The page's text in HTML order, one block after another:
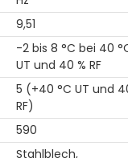
9,51
-2 bis 8 °C bei 40
UT und 40 % RF
5 (+40 °C UT und
RF)
590
Stahlblech,